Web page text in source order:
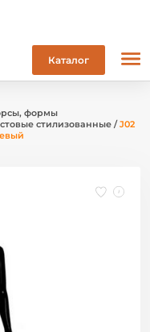
Каталог
формы
стилизованные /J02